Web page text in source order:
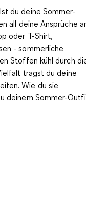
du deine Sommer-
all deine Ansprüche
oder T-Shirt,
- sommerliche
Stoffen kühl durch
trägst du deine
Wie du sie
deinem Sommer-